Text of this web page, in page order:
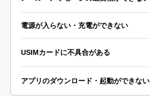
電源が入らない・充電ができない
USIMカードに不具合がある
アプリのダウンロード・起動ができない